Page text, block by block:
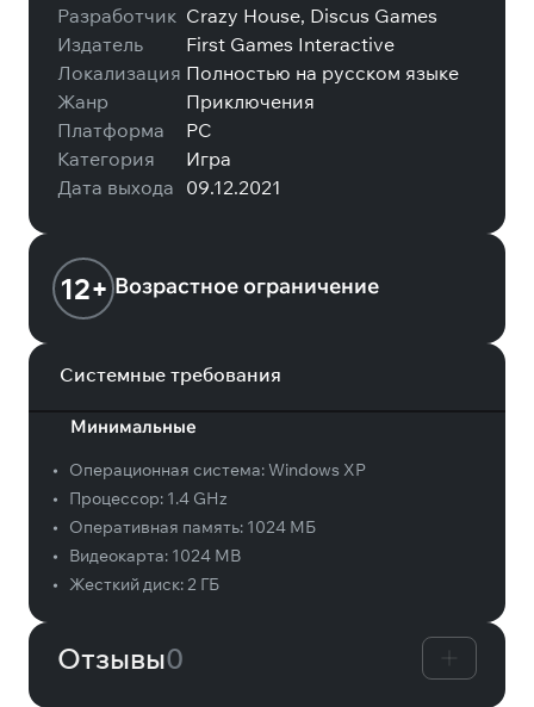
Разработчик Crazy House, Discus Games
Издатель
First Games Interactive
Локализация Полностью на русском языке
Жанр
Приключения
Платформа
PC
Категория
Игра
Дата выхода 09.12.2021
12+ Возрастное ограничение
Системные требования
Минимальные
• Операционная система:Windows XP
•
Процессор: 1.4 GHz
•
Оперативная память: 1024 МБ
•
Видеокарта: 1024 MB
•
Жесткий диск:2 ГБ
Отзывы0